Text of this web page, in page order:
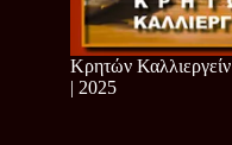
Κρητών Καλλιεργείν
| 2025